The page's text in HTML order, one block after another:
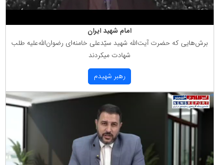
امام شهید ایران
برش‌هایی كه حضرت آیت‌الله شهید سیّدعلی خامنه‌ای رضوان‌الله‌علیه طلب
شهادت میكردند
رهبر شهیدم